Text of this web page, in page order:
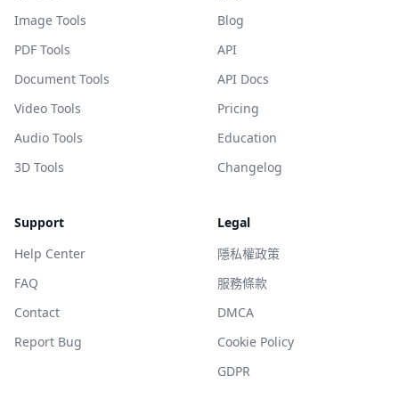
Image Tools
PDF Tools
Document Tools
Video Tools
Audio Tools
3D Tools
Blog
API
API Docs
Pricing
Education
Changelog
Support
Help Center
FAQ
Contact
Report Bug
Legal
隱私權政策
服務條款
DMCA
Cookie Policy
GDPR